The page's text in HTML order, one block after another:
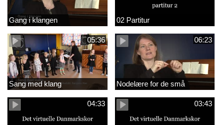
Gang i klangen 02 Partitur
05:36
Sang med klang
06:23
Nodelære for de små
04:33 03:43